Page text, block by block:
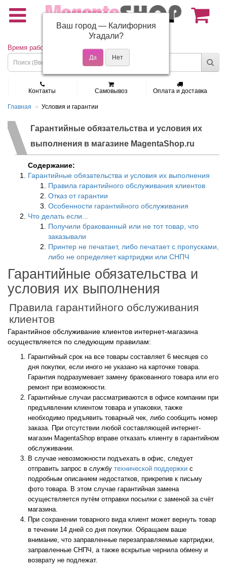
(495) 150-01-37
Время работы: Пн - Пт 9:30 - 19:00
Контакты Самовывоз Оплата и доставка
Главная Условия и гарантии
Гарантийные обязательства и условия их
выполнения в магазине MagentaShop.ru
Содержание:
Гарантийные обязательства и условия их выполнения
Правила гарантийного обслуживания клиентов
Отказ от гарантии
Особенности гарантийного обслуживания
Что делать если...
Получили бракованный или не тот товар, что
заказывали
Принтер не печатает, либо печатает с пропусками,
либо не определяет картриджи или СНПЧ
Гарантийные обязательства и
условия их выполнения
Правила гарантийного обслуживания
клиентов
Гарантийное обслуживание клиентов интернет-магазина
осуществляется по следующим правилам:
Гарантийный срок на все товары составляет 6 месяцев со
дня покупки, если иного не указано на карточке товара.
Гарантия подразумевает замену бракованного товара или его
ремонт при возможности.
Гарантийные случаи рассматриваются в офисе компании при
предъявлении клиентом товара и упаковки, также
необходимо предъявить товарный чек, либо сообщить номер
заказа. При отсутствии любой составляющей интернет-
магазин MagentaShop вправе отказать клиенту в гарантийном
обслуживании.
В случае невозможности подъехать в офис, следует
отправить запрос в службу технической поддержки с
подробным описанием недостатков, прикрепив к письму
фото товара. В этом случае гарантийная замена
осуществляется путём отправки посылки с заменой за счёт
магазина.
При сохранении товарного вида клиент может вернуть товар
в течении 14 дней со дня покупки. Обращаем ваше
внимание, что заправленные перезаправляемые картриджи,
заправленные СНПЧ, а также вскрытые чернила обмену и
возврату не подлежат.
Ваш город — Калифорния
Угадали?